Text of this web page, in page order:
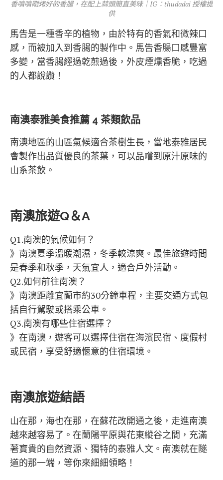
香噴噴剛烤好的香腸，在配上蒜頭簡直美味｜IG：thudadai 授權提
供
馬告是一種香辛的植物，由於特有的香氣和微辣口
感，而被加入到香腸的製作中。馬告香腸口感豐富
多變，當香腸經過乾煎過後，外皮煙燻香脆，吃過
的人都說讚！
南澳泰雅美食推薦 4 茶類飲品
南澳地區的山區氣候適合茶樹生長，當地泰雅居民
會製作出品質優良的茶葉，可以品嚐到原汁原味的
山系茶飲。
南澳旅遊Q＆A
Q1.南澳的氣候如何？
》南澳夏季溫暖潮濕，冬季較涼爽。最佳旅遊時間
是春季和秋季，天氣宜人，適合戶外活動。
Q2.如何前往南澳？
》南澳距離宜蘭市約30分鐘車程，主要交通方式包
括自行駕駛或搭乘公車。
Q3.南澳有哪些住宿選擇？
》在南澳，遊客可以選擇住宿在海濱民宿、度假村
或民宿，享受舒適愜意的住宿環境。
南澳旅遊結語
山在那，海也在那，在蘇花改開通之後，走進南澳
越來越容易了。在蘭陽平原與花東縱谷之間，充滿
著寶貴的自然資源、獨特的泰雅人文。南澳就在隧
道的那一端，等你來細細領略！